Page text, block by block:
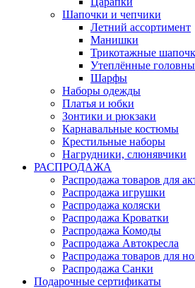
Шапочки и чепчики
Летний ассортимент
Манишки
Трикотажные
Утеплённые
Шарфы
Наборы одежды
Платья и юбки
Зонтики и рюкзаки
Карнавальные костюмы
Крестильные наборы
Нагрудники, слюнявчики
РАСПРОДАЖА
Распродажа товаров для
Распродажа игрушки
Распродажа коляски
Распродажа Кроватки
Распродажа Комоды
Распродажа Автокресла
Распродажа товаров для
Распродажа Санки
Подарочные сертификаты